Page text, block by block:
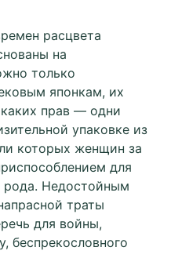
расцвета
на
только
японкам, их
прав — одни
упаковке из
которых женщин за
для
рода. Недостойным
траты
для войны,
беспрекословного